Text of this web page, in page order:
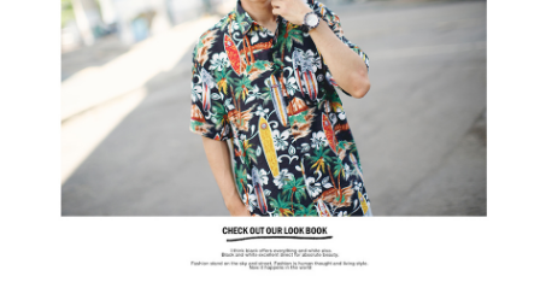
ATM／網路銀行／等多元方式進行付款，方視為交易完成。
※ 請注意：結帳手續完成當下不需立刻繳費，但若您需要取消訂單，請聯絡
購買商品的店家。未經商家同意取消之訂單仍視為有效，需透過AFTEE先享
後付繳納相關費用。
※ 交易是否成功請以「AFTEE先享後付 」之結帳頁面顯示為準，若有關於
是否繳費成功／繳費後需取消欲退款等相關疑問，請聯繫「AFTEE先享後付
客戶支援中心」
https://netprotections.freshdesk.com/support/home
【注意事項】
１．透過由恩沛科技股份有限公司提供之「AFTEE先享後付」服務完成之交
易，需依本服務之必要範圍內提供個人資料，並將交易相關給付款項請求債
權轉讓予恩沛科技股份有限公司。
２．關於個人資料處理事宜，請瀏覽以下網址：
7-11付款取貨
每筆NT$80，滿NT$1,800(含以上)免運費
先付款後7-11取貨
每筆NT$80，滿NT$1,800(含以上)免運費
每筆NT$120，滿NT$3,000(含以上)免運費